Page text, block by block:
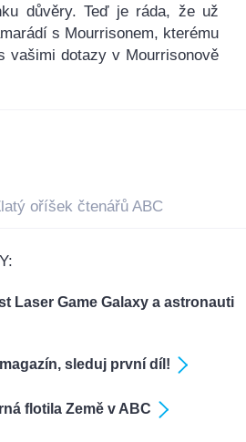
důvěry. Teď je ráda, že už
s Mourrisonem, kterému
vašimi dotazy v Mourrisonově
oříšek čtenářů ABC
Laser Game Galaxy a astronauti
sleduj první díl!
flotila Země v ABC